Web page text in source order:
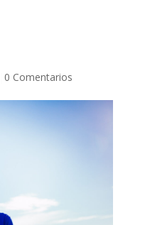
0 Comentarios